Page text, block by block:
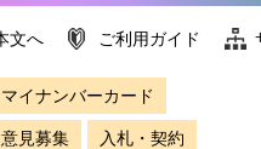
文へ ご利用ガイド
マイナンバーカード
意見募集 入札・契約